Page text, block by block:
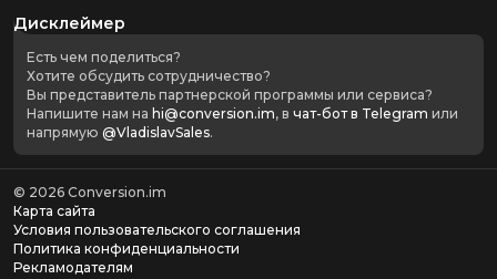
Дисклеймер
Есть чем поделиться?
Хотите обсудить сотрудничество?
Вы представитель партнерской программы или сервиса?
Напишите нам на hi@conversion.im, в чат-бот в Telegram или
напрямую @VladislavSales.
© 2026 Conversion.im
Карта сайта
Условия пользовательского соглашения
Политика конфиденциальности
Рекламодателям